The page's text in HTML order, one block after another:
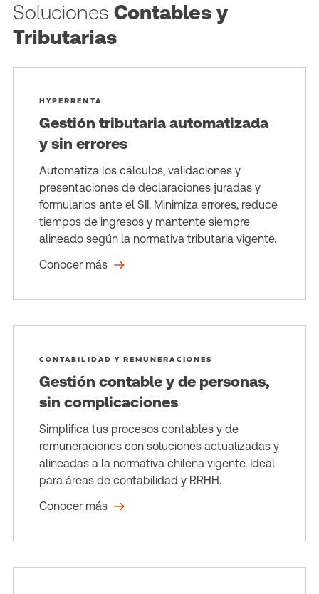
Soluciones Contables y
Tributarias
HYPERRENTA
Gestión tributaria automatizada
y sin errores
Automatiza los cálculos, validaciones y
presentaciones de declaraciones juradas y
formularios ante el SII. Minimiza errores, reduce
tiempos de ingresos y mantente siempre
alineado según la normativa tributaria vigente.
Conocer más
CONTABILIDAD Y REMUNERACIONES
Gestión contable y de personas,
sin complicaciones
Simplifica tus procesos contables y de
remuneraciones con soluciones actualizadas y
alineadas a la normativa chilena vigente. Ideal
para áreas de contabilidad y RRHH.
Conocer más